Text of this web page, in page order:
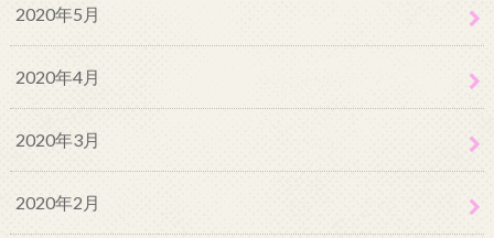
2020年5月
2020年4月
2020年3月
2020年2月